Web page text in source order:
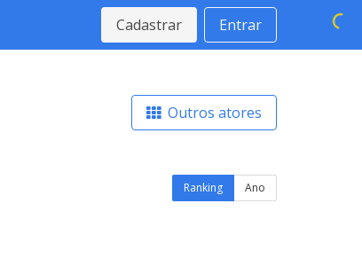
Cadastrar Entrar
Outros atores
Ranking Ano